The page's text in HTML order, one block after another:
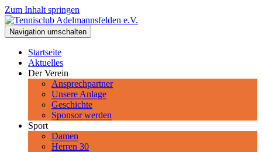
Zum Inhalt springen
Tennisclub Adelmannsfelden e.V.
Spiel, Satz und Sieg! Herzlich Willkommen beim Tennisclub
Adelmannsfelden im schwäbischen Ostalbkreis.
Navigation umschalten
Startseite
Aktuelles
Der Verein
Ansprechpartner
Unsere Anlage
Geschichte
Sponsor werden
Sport
Damen
Herren 30